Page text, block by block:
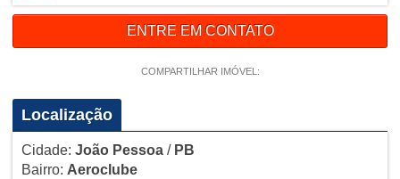
ENTRE EM CONTATO
COMPARTILHAR IMÓVEL:
Localização
Cidade: João Pessoa/ PB
Bairro: Aeroclube